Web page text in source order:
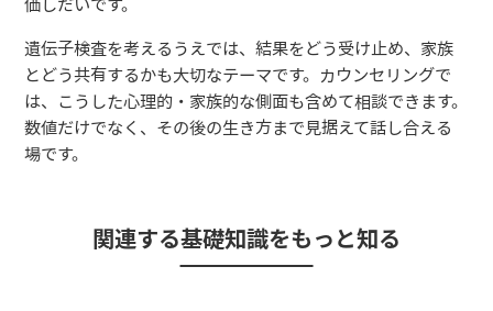
価しだいです。
遺伝子検査を考えるうえでは、結果をどう受け止め、家族
とどう共有するかも大切なテーマです。カウンセリングで
は、こうした心理的・家族的な側面も含めて相談できます。
数値だけでなく、その後の生き方まで見据えて話し合える
場です。
関連する基礎知識をもっと知る